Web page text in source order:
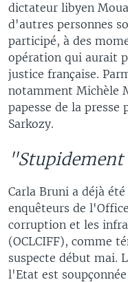
dictateur libyen
d'autres personnes
participé, à des
opération qui aurait
justice française.
notamment Michèle
papesse de la
Sarkozy.
Carla Bruni a déjà
enquêteurs de
corruption et les
(OCLCIFF), comme
suspecte début mai.
l'Etat est